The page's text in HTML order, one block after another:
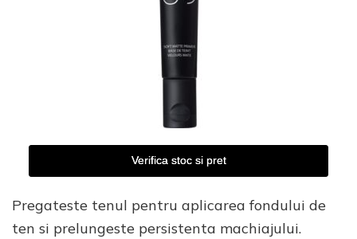
Verifica stoc si pret
Pregateste tenul pentru aplicarea fondului de
ten si prelungeste persistenta machiajului.